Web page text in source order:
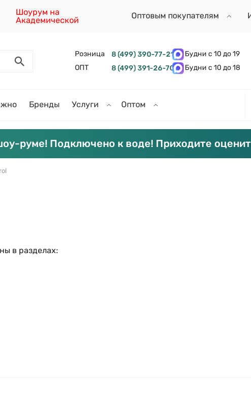
Шоурум на
Академической
Оптовым покупателям
Розница 8 (499) 390-77-21
Будни с 10 до 19
ОПТ
8 (499) 391-26-70 Будни с 10 до 18
Бренды Услуги Оптом
руме! Подключено к воде! Приходите
в разделах: